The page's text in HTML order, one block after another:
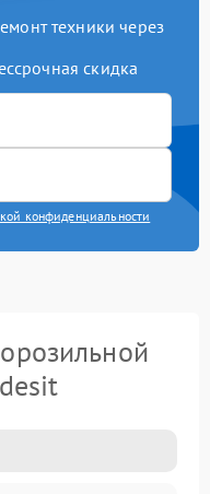
техники через
скидка
конфиденциальности